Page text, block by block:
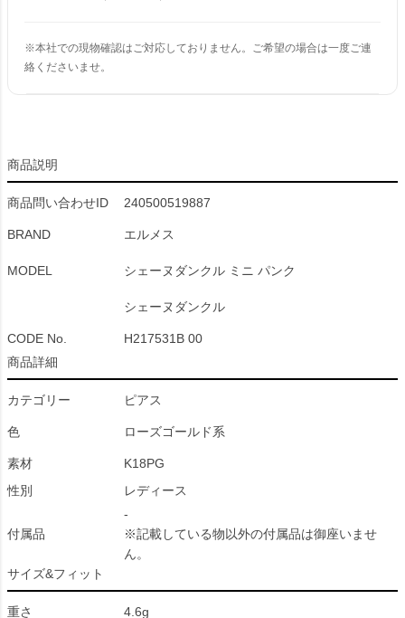
※本社での現物確認はご対応しておりません。ご希望の場合は一度ご連
絡くださいませ。
商品説明
商品問い合わせID 240500519887
BRAND エルメス
MODEL シェーヌダンクル ミニ パンク
シェーヌダンクル
CODE No.
H217531B 00
商品詳細
カテゴリー ピアス
色 ローズゴールド系
素材
K18PG
性別
レディース
付属品
-
※記載している物以外の付属品は御座いませ
ん。
サイズ&フィット
重さ
4.6g